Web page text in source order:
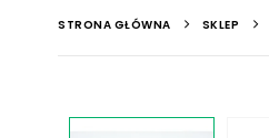
STRONA GŁÓWNA SKLEP